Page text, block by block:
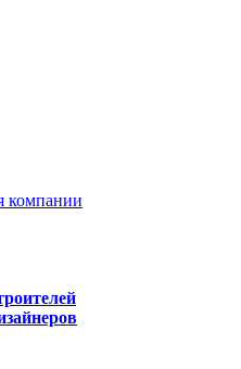
компании